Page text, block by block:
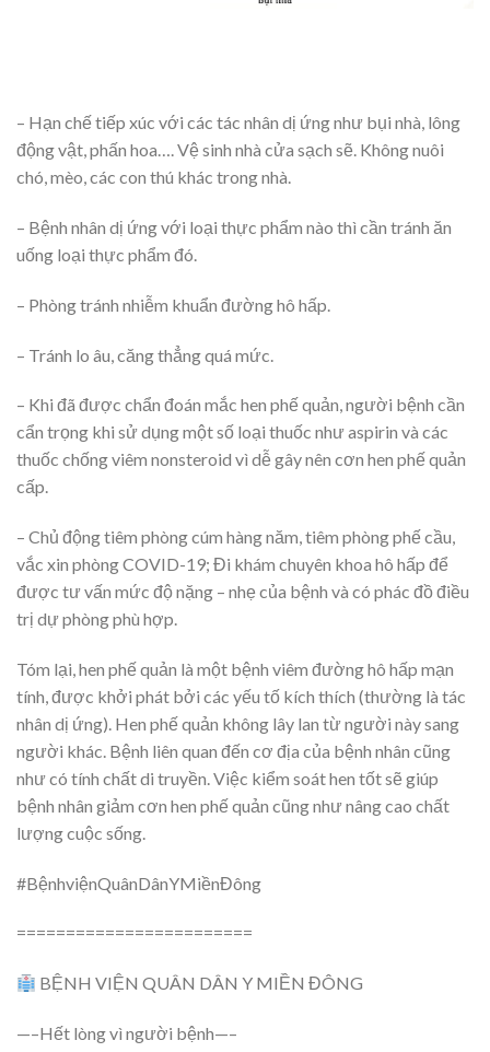
– Hạn chế tiếp xúc với các tác nhân dị ứng như bụi nhà, lông
động vật, phấn hoa…. Vệ sinh nhà cửa sạch sẽ. Không nuôi
chó, mèo, các con thú khác trong nhà.
– Bệnh nhân dị ứng với loại thực phẩm nào thì cần tránh ăn
uống loại thực phẩm đó.
– Phòng tránh nhiễm khuẩn đường hô hấp.
– Tránh lo âu, căng thẳng quá mức.
– Khi đã được chẩn đoán mắc hen phế quản, người bệnh cần
cẩn trọng khi sử dụng một số loại thuốc như aspirin và các
thuốc chống viêm nonsteroid vì dễ gây nên cơn hen phế quản
cấp.
– Chủ động tiêm phòng cúm hàng năm, tiêm phòng phế cầu,
vắc xin phòng COVID-19; Đi khám chuyên khoa hô hấp để
được tư vấn mức độ nặng – nhẹ của bệnh và có phác đồ điều
trị dự phòng phù hợp.
Tóm lại, hen phế quản là một bệnh viêm đường hô hấp mạn
tính, được khởi phát bởi các yếu tố kích thích (thường là tác
nhân dị ứng). Hen phế quản không lây lan từ người này sang
người khác. Bệnh liên quan đến cơ địa của bệnh nhân cũng
như có tính chất di truyền. Việc kiểm soát hen tốt sẽ giúp
bệnh nhân giảm cơn hen phế quản cũng như nâng cao chất
lượng cuộc sống.
#BệnhviệnQuânDânYMiềnĐông
========================
BỆNH VIỆN QUÂN DÂN Y MIỀN ĐÔNG
—–Hết lòng vì người bệnh—–